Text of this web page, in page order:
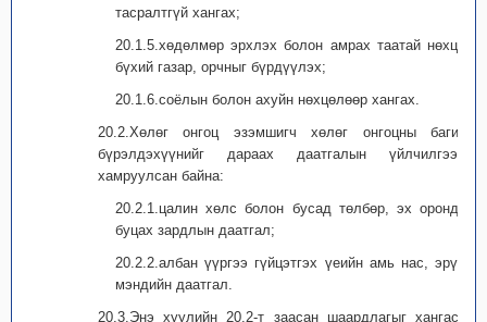
тасралтгүй хангах;
20.1.5.хөдөлмөр эрхлэх болон амрах таатай нөхцөл
бүхий газар, орчныг бүрдүүлэх;
20.1.6.соёлын болон ахуйн нөхцөлөөр хангах.
20.2.Хөлөг онгоц эзэмшигч хөлөг онгоцны багийн
бүрэлдэхүүнийг дараах даатгалын үйлчилгээнд
хамруулсан байна:
20.2.1.цалин хөлс болон бусад төлбөр, эх орондоо
буцах зардлын даатгал;
20.2.2.албан үүргээ гүйцэтгэх үеийн амь нас, эрүүл
мэндийн даатгал.
20.3.Энэ хуулийн 20.2-т заасан шаардлагыг хангасан